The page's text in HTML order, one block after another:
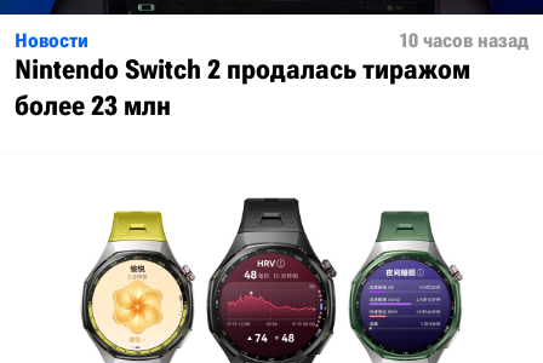
Новости 10 часов назад
Nintendo Switch 2 продалась тиражом
более 23 млн